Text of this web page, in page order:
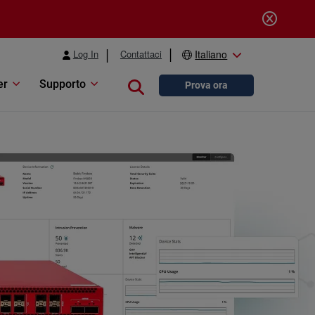
Log In Contattaci Italiano
Supporto Close searchProva ora